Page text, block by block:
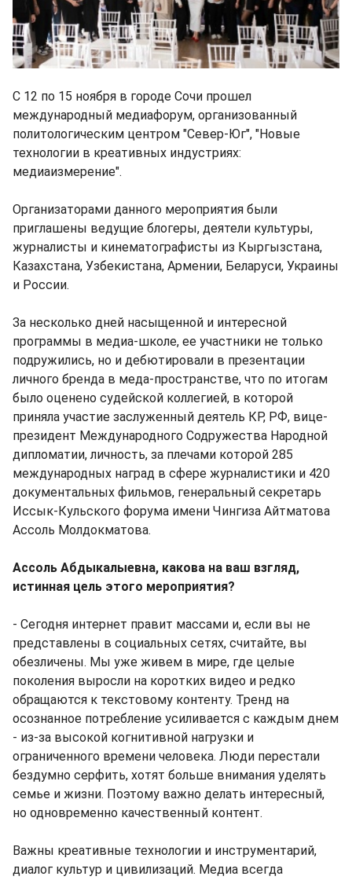
С 12 по 15 ноября в городе Сочи прошел
международный медиафорум, организованный
политологическим центром "Север-Юг", "Новые
технологии в креативных индустриях:
медиаизмерение".
Организаторами данного мероприятия были
приглашены ведущие блогеры, деятели культуры,
журналисты и кинематографисты из Кыргызстана,
Казахстана, Узбекистана, Армении, Беларуси, Украины
и России.
За несколько дней насыщенной и интересной
программы в медиа-школе, ее участники не только
подружились, но и дебютировали в презентации
личного бренда в меда-пространстве, что по итогам
было оценено судейской коллегией, в которой
приняла участие заслуженный деятель КР, РФ, вице-
президент Международного Содружества Народной
дипломатии, личность, за плечами которой 285
международных наград в сфере журналистики и 420
документальных фильмов, генеральный секретарь
Иссык-Кульского форума имени Чингиза Айтматова
Ассоль Молдокматова.
Ассоль Абдыкалыевна, какова на ваш взгляд,
истинная цель этого мероприятия?
- Сегодня интернет правит массами и, если вы не
представлены в социальных сетях, считайте, вы
обезличены. Мы уже живем в мире, где целые
поколения выросли на коротких видео и редко
обращаются к текстовому контенту. Тренд на
осознанное потребление усиливается с каждым днем
- из-за высокой когнитивной нагрузки и
ограниченного времени человека. Люди перестали
бездумно серфить, хотят больше внимания уделять
семье и жизни. Поэтому важно делать интересный,
но одновременно качественный контент.
Важны креативные технологии и инструментарий,
диалог культур и цивилизаций. Медиа всегда